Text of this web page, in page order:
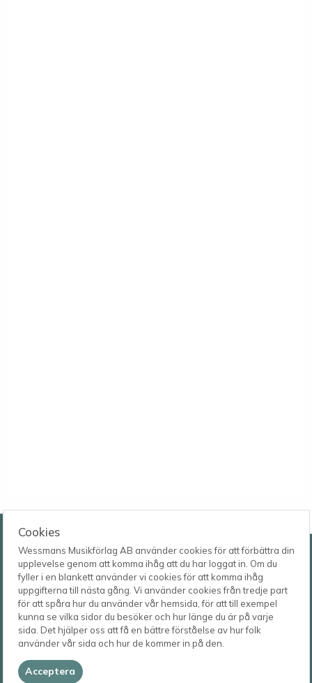
Cookies
Wessmans Musikförlag AB använder cookies för att förbättra din
upplevelse genom att komma ihåg att du har loggat in. Om du
fyller i en blankett använder vi cookies för att komma ihåg
uppgifterna till nästa gång. Vi använder cookies från tredje part
för att spåra hur du använder vår hemsida, för att till exempel
kunna se vilka sidor du besöker och hur länge du är på varje
sida. Det hjälper oss att få en bättre förståelse av hur folk
använder vår sida och hur de kommer in på den.
Acceptera
Wessmans Musikförlag AB
Leverans- och besöksadress
Bingebygatan 11 B
621 41 VISBY
Postadress
Box 1253
621 23 VISBY
Telefon
0498-22 61 32
E-post
order@wessmans.com
Wessmans Musikförlag AB
2026.4.1.22754